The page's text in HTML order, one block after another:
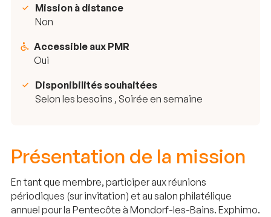
Mission à distance
Non
Accessible aux PMR
Oui
Disponibilités souhaitées
Selon les besoins , Soirée en semaine
Présentation de la mission
En tant que membre, participer aux réunions
périodiques (sur invitation) et au salon philatélique
annuel pour la Pentecôte à Mondorf-les-Bains. Exphimo.